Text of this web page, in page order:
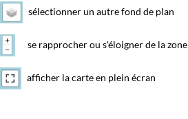
sélectionner un autre fond de plan
se rapprocher ou s'éloigner de la zone
afficher la carte en plein écran